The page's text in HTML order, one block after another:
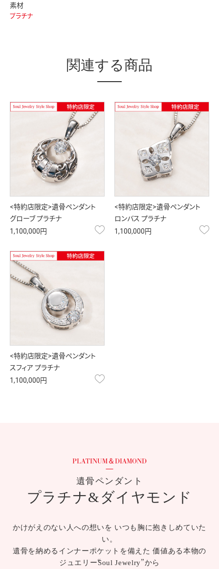
素材
プラチナ
関連する商品
<特約店限定>遺骨ペンダント
グローブ プラチナ
1,100,000円
お気に入り
<特約店限定>遺骨ペンダント
ロンバス プラチナ
1,100,000円
<特約店限定>遺骨ペンダント
スフィア プラチナ
1,100,000円
遺骨ペンダント
プラチナ&ダイヤモンド
かけがえのない人への想いを いつも胸に抱きしめていた
い。
遺骨を納めるインナーポケットを備えた 価値ある本物の
ジュエリー“Soul Jewelry”から